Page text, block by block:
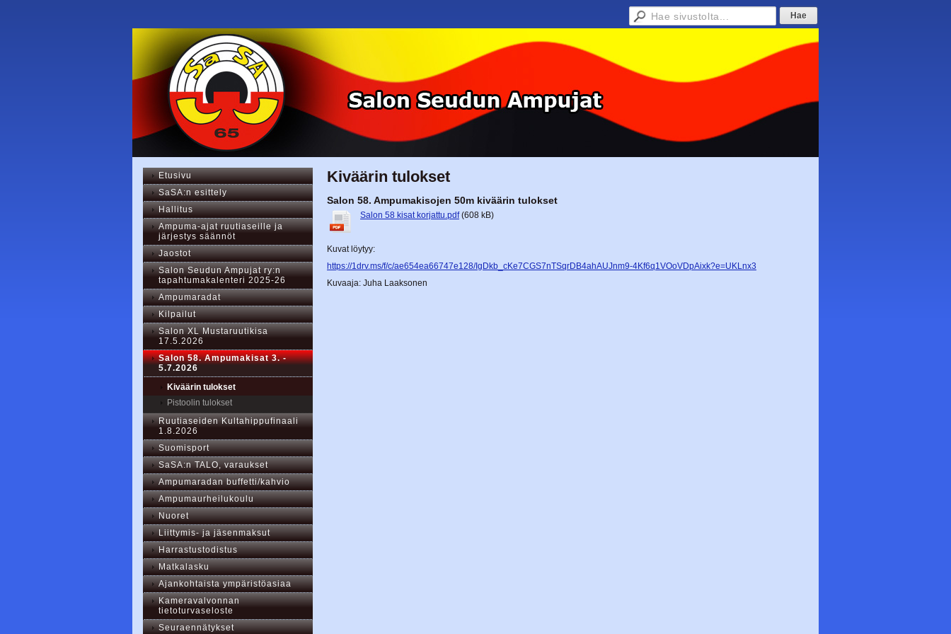
Kiväärin tulokset
Salon 58. Ampumakisojen 50m kiväärin tulokset
Salon 58 kisat korjattu.pdf (608 kB)
Kuvat löytyy:
https://1drv.ms/f/c/ae654ea66747e128/IgDkb_cKe7CGS7nTSqrDB4ahAUJnm9-4Kf6q1VOoVDpAixk?e=UKLnx3
Kuvaaja: Juha Laaksonen
Etusivu
SaSA:n esittely
Hallitus
Ampuma-ajat ruutiaseille ja
järjestys säännöt
Jaostot
Salon Seudun Ampujat ry:n
tapahtumakalenteri 2025-26
Ampumaradat
Kilpailut
Salon XL Mustaruutikisa
17.5.2026
Salon 58. Ampumakisat 3. -
5.7.2026
Kiväärin tulokset
Pistoolin tulokset
Ruutiaseiden Kultahippufinaali
1.8.2026
Suomisport
SaSA:n TALO, varaukset
Ampumaradan buffetti/kahvio
Ampumaurheilukoulu
Nuoret
Liittymis- ja jäsenmaksut
Harrastustodistus
Matkalasku
Ajankohtaista ympäristöasiaa
Kameravalvonnan
tietoturvaseloste
Seuraennätykset